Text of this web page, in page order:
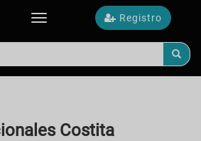
Registro
Toggle
Costita